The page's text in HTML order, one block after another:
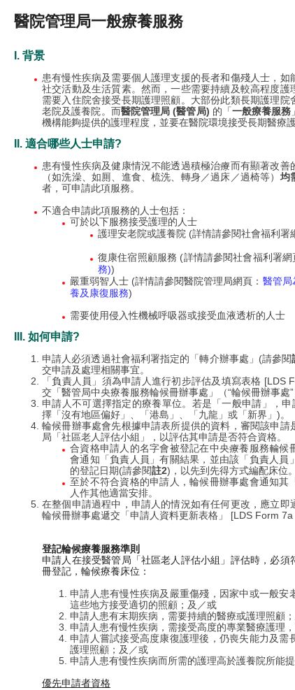
醫院管理局一般療養服務
I. 背景
患有慢性疾病及需要個人護理支援的長者和傷殘人士，
社交活動及生活質素。然而，一些需要持續及較高程度
需要入住院舍接受長期護理照顧。大部份此類長期護理
老院及護養院。而醫院管理局 (醫管局) 的「一般療養服務
機構能夠提供的護理程度，並要在醫院環境接受長期醫療
II. 適合哪些人士申請?
患有慢性疾病及健康情況不能透過積極治療而有顯著改善
（如洗澡、如厠、進食、梳洗、轉身／過床／過椅等） 均
者，可申請此項服務。
不適合申請此項服務的人士包括：
可於以下服務接受護理的人士
護理安老院或護養院 (詳情請參閱社會福利署
復康住宿照顧服務 (詳情請參閱社會福利署網
務))
嚴重弱智人士 (詳情請參閱醫院管理局網頁： 醫管局
養及康復服務)
需要使用侵入性機械呼吸器或接受血液透析的人士
III. 如何申請?
申請人必須透過社會福利署指定的「轉介辦事處」(請參閱
交申請及處理相關事宜。
「負責人員」須為申請人進行初步評估及填寫表格
交「醫管局中央療養服務輪候冊辦事處」（“輪候冊辦事處”
申請人不可選擇指定的療養單位。若是「一般申請」，
擇「沒有地區偏好」、「港島」、「九龍」或「新界」)。
輪候冊辦事處會先根據申請表所提供的資料，審閱該申
局「社區老人評估小組」，以評估其申請是否符合資格。
合資格申請人的名字會被登記在中央療養服務輪候
會通知「負責人員」有關結果，並由該「負責人
的登記日期(請參閱註2)，以先到先得方式編配床位。
至於不符合資格的申請人，輪候冊辦事處會通知
人作其他適當安排。
在整個申請過程中，申請人的情況如有任何更改，應立
輪候冊辦事處遞交「申請人資料更新表格」 [LDS Form 7a
登記輪候療養服務準則
申請人在接受醫管局「社區老人評估小組」評估時，必
冊登記，輪候療養床位：
申請人患有慢性疾病及嚴重傷殘，因家中或一般
這些地方接受適切的照顧；及／或
申請人患有末期疾病，需要持續的醫療或護理照顧
申請人患有慢性疾病，需接受高度的專業醫療護理
申請人嘗試接受高度康復護理後，仍喪失能力及
護理照顧；及／或
申請人患有慢性疾病而所需的護理高於護養院所能提
優先申請者資格